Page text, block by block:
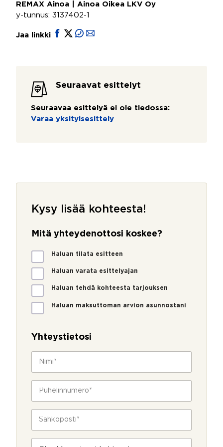
REMAX Ainoa | Ainoa Oikea LKV Oy
y-tunnus: 3137402-1
Jaa linkki
Seuraavat esittelyt
Seuraavaa esittelyä ei ole tiedossa:
Varaa yksityisesittely
Kysy lisää kohteesta!
Mitä yhteydenottosi koskee?
M
i
ä
d
s
o
Haluan tilata esitteen
Haluan varata esittelyajan
Haluan tehdä kohteesta tarjouksen
Haluan maksuttoman arvion asunnostani
Yhteystietosi
m
h
i
n
h